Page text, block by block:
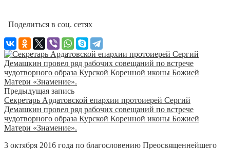
Поделиться в соц. сетях
Предыдущая запись
Секретарь Ардатовской епархии протоиерей Сергий
Демашкин провел ряд рабочих совещаний по встрече
чудотворного образа Курской Коренной иконы Божией
Матери «Знамение».
3 октября 2016 года по благословению Преосвященнейшего